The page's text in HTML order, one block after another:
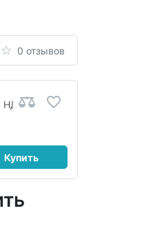
0 отзывов
НДС
Купить